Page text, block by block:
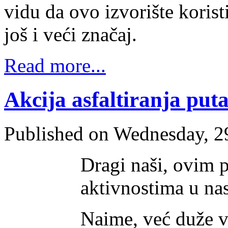
vidu da ovo izvorište
još i veći značaj.
Read more...
Akcija asfaltiranja
Published on Wednesday,
Dragi naši, ovim
aktivnostima u
Naime, već duže